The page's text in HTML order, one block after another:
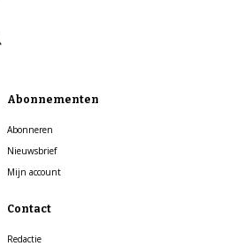
Abonnementen
Abonneren
Nieuwsbrief
Mijn account
Contact
Redactie